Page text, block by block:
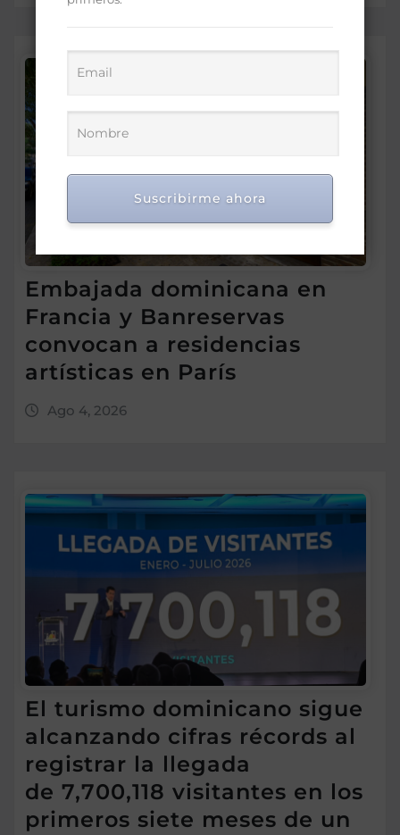
Embajada dominicana en
Francia y Banreservas
convocan a residencias
artísticas en París
Ago 4, 2026
El turismo dominicano sigue
alcanzando cifras récords al
registrar la llegada
de 7,700,118 visitantes en los
primeros siete meses de un
Suscribirme ahora